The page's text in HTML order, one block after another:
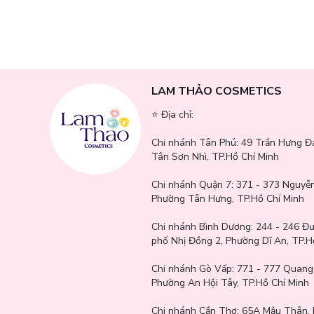
Thành phần sản phẩm
Denatured Alcohol, Purified Water,
Ethylhexyl Salicylate, Dibutyl Adipate, Phenethyl
cetyldimethicone, bis-ethylhexyloxyphenol
(7.8ppm), ginkgo leaf extract ( 2ppm), Madonna lily
xylly, saussurea involucrata extract, hydrolyzed matel
Extract, Angelica Root Extract, Argan Kernel Extract,
Extract, Quince Extract, Chrysanthemum Extract,
barberry root extract, cornus officinalis fruit extract,
extract, virginia leaf extract, okra fruit extract, vitamin
root extract, chamomile extract, flaxseed extract,
mulberry leaf extract, banana extract, lotus extract, rice
Mushroom Extract, Giant Pine Leaf Extract, Plumeria
Extract, Raspberry Extract, Tung Tung Node extract,
LAM THẢO COSMETICS
⭐️ Địa chỉ:
Chi nhánh Tân Phú: 49 Trần Hưng
Tân Sơn Nhì, TP.Hồ Chí Minh
Chi nhánh Quận 7: 371 - 373
Phường Tân Hưng, TP.Hồ Chí Minh
Chi nhánh Bình Dương: 244 - 246
phố Nhị Đồng 2, Phường Dĩ An,
Chi nhánh Gò Vấp: 771 - 777
Phường An Hội Tây, TP.Hồ Chí Minh
Chi nhánh Cần Thơ: 65A Mậu Thân,